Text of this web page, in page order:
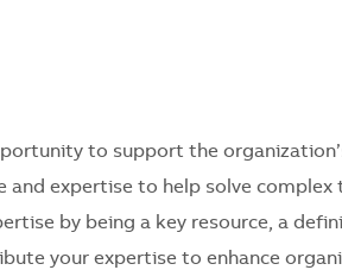
to support the
and expertise to help solve
by being a key resource, a
your expertise to enhance